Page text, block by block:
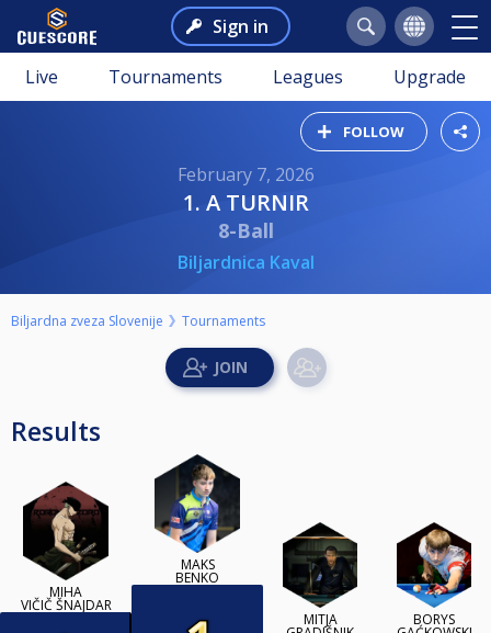
Sign in
Live Tournaments Leagues Upgrade
FOLLOW
February 7, 2026
1. A TURNIR
8-Ball
Biljardnica Kaval
Biljardna zveza Slovenije Tournaments
Results
MIHA
VIČIČ ŠNAJDAR
MAKS
BENKO
MITJA BORYS